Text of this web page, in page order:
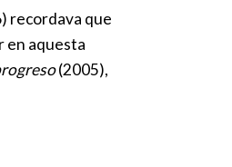
recordava que
en aquesta
(2005),